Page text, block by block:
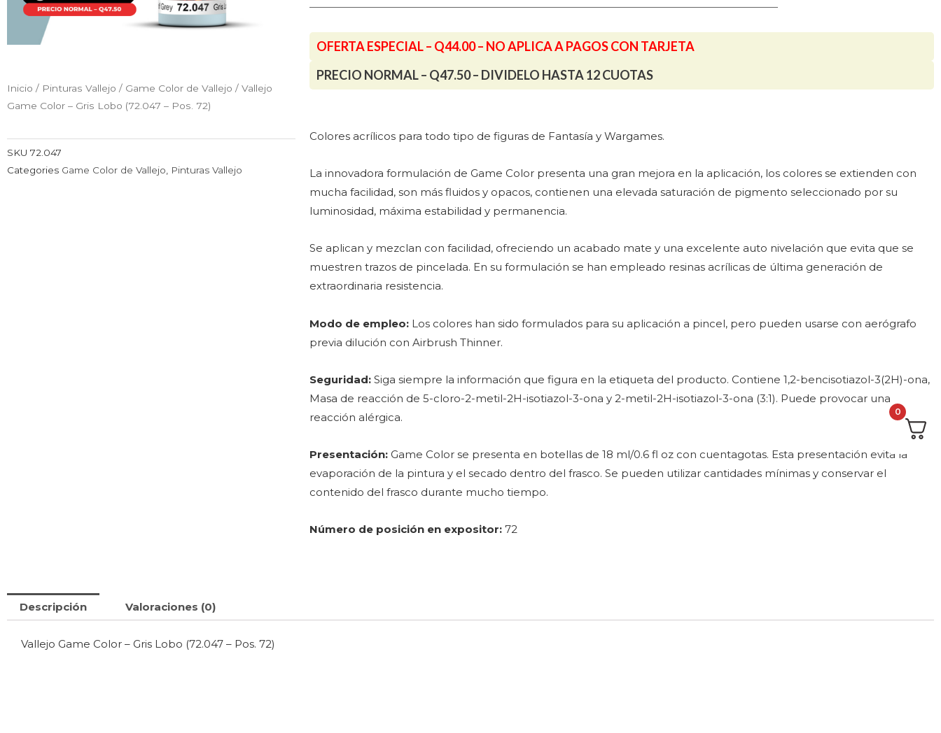
Inicio / Pinturas Vallejo / Game Color de Vallejo / Vallejo
Game Color – Gris Lobo (72.047 – Pos. 72)
SKU 72.047
Categories Game Color de Vallejo Pinturas Vallejo
cantidad
OFERTA ESPECIAL – Q44.00 – NO APLICA A PAGOS CON TARJETA
PRECIO NORMAL – Q47.50 – DIVIDELO HASTA 12 CUOTAS
Colores acrílicos para todo tipo de figuras de Fantasía y Wargames.
La innovadora formulación de Game Color presenta una gran mejora en la aplicación, los colores se extienden con
mucha facilidad, son más fluidos y opacos, contienen una elevada saturación de pigmento seleccionado por su
luminosidad, máxima estabilidad y permanencia.
Se aplican y mezclan con facilidad, ofreciendo un acabado mate y una excelente auto nivelación que evita que se
muestren trazos de pincelada. En su formulación se han empleado resinas acrílicas de última generación de
extraordinaria resistencia.
Modo de empleo: Los colores han sido formulados para su aplicación a pincel, pero pueden usarse con aerógrafo
previa dilución con Airbrush Thinner.
Seguridad: Siga siempre la información que figura en la etiqueta del producto. Contiene 1,2-bencisotiazol-3(2H)-ona,
Masa de reacción de 5-cloro-2-metil-2H-isotiazol-3-ona y 2-metil-2H-isotiazol-3-ona (3:1). Puede provocar una
reacción alérgica.
Presentación: Game Color se presenta en botellas de 18 ml/0.6 fl oz con cuentagotas. Esta presentación evita la
evaporación de la pintura y el secado dentro del frasco. Se pueden utilizar cantidades mínimas y conservar el
contenido del frasco durante mucho tiempo.
Número de posición en expositor: 72
Descripción Valoraciones (0)
Vallejo Game Color – Gris Lobo (72.047 – Pos. 72)
0